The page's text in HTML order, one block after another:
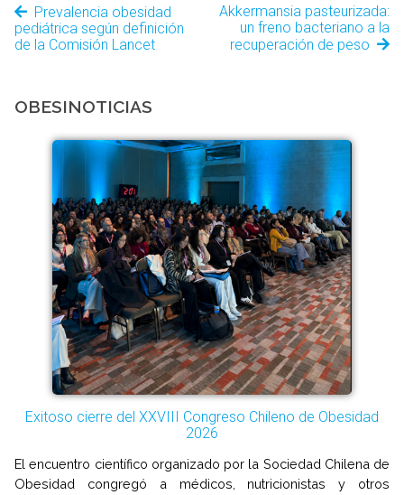
Prevalencia obesidad
pediátrica según definición
de la Comisión Lancet
Akkermansia pasteurizada:
un freno bacteriano a la
recuperación de peso
OBESINOTICIAS
Exitoso cierre del XXVIII Congreso Chileno de Obesidad
2026
El encuentro científico organizado por la Sociedad Chilena de
Obesidad congregó a médicos, nutricionistas y otros